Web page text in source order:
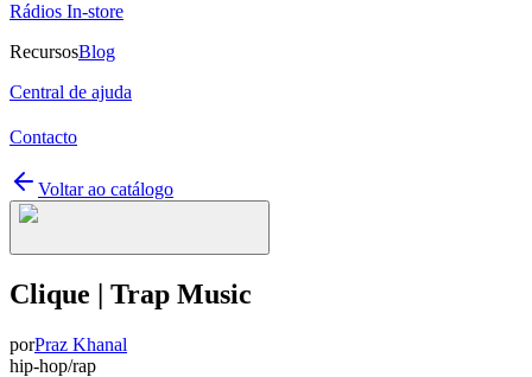
Rádios In-store
RecursosBlog
Central de ajuda
Contacto
Voltar ao catálogo
Clique | Trap Music
porPraz Khanal
hip-hop/rap